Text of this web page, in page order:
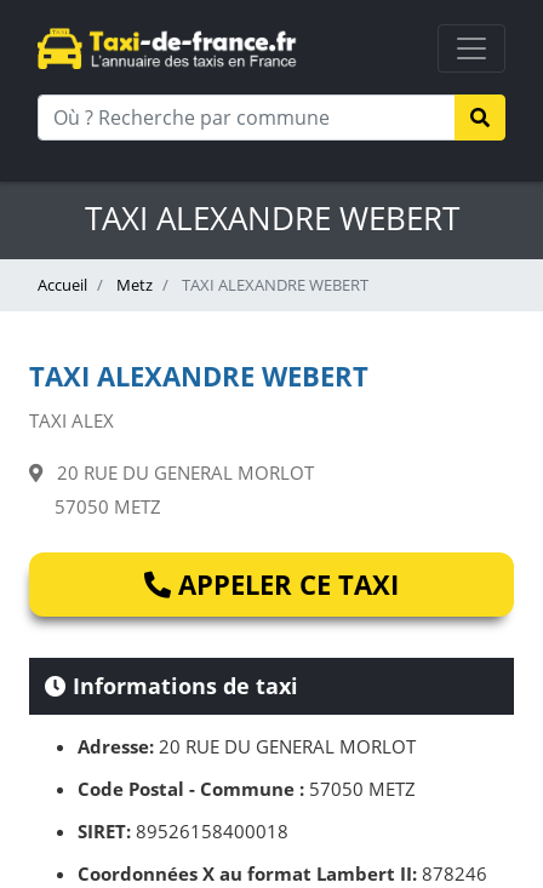
TAXI ALEXANDRE WEBERT
Accueil Metz TAXI ALEXANDRE WEBERT
TAXI ALEXANDRE WEBERT
TAXI ALEX
20 RUE DU GENERAL MORLOT
57050 METZ
APPELER CE TAXI
Informations de taxi
Adresse: 20 RUE DU GENERAL MORLOT
Code Postal - Commune : 57050 METZ
SIRET: 89526158400018
Coordonnées X au format Lambert II: 878246